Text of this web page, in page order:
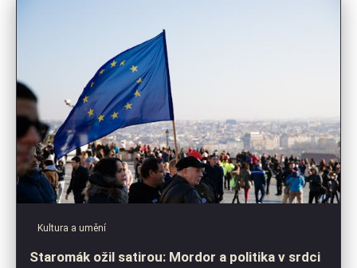
Kultura a umění
Staromák ožil satirou: Mordor a politika v srdci